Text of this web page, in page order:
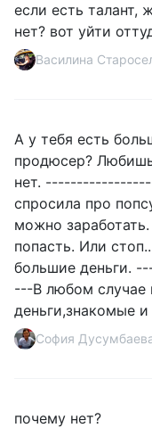
если есть талант,
нет? вот уйти
Василина
А у тебя есть
продюсер?
нет.
спросила про
можно
попасть. Или
большие
---В любом случае
деньги,знакомые и
София
почему нет?